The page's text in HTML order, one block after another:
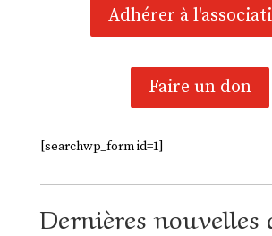
Adhérer à
Faire un don
[searchwp_form id=1]
Dernières nouvelles